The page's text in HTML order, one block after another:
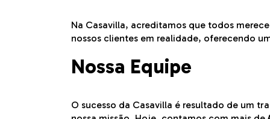
Na Casavilla, acreditamos que todos
nossos clientes em realidade, oferecendo
Nossa Equipe
O sucesso da Casavilla é resultado de um